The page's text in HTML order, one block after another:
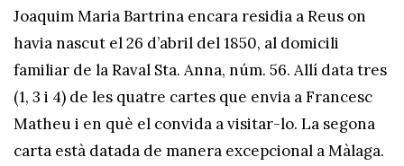
Joaquim Maria Bartrina encara residia a Reus on
havia nascut el 26 d’abril del 1850, al domicili
familiar de la Raval Sta. Anna, núm. 56. Allí data tres
(1, 3 i 4) de les quatre cartes que envia a Francesc
Matheu i en què el convida a visitar-lo. La segona
carta està datada de manera excepcional a Màlaga.